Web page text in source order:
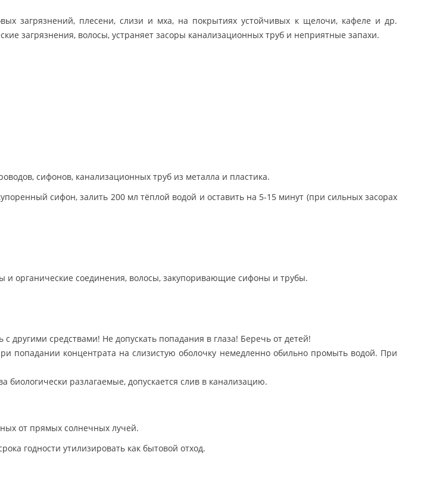
загрязнений, плесени, слизи и мха, на покрытиях устойчивых к щелочи, кафеле и др.
загрязнения, волосы, устраняет засоры канализационных труб и неприятные запахи.
сифонов, канализационных труб из металла и пластика.
сифон, залить 200 мл тёплой водой и оставить на 5-15 минут (при сильных засорах
и органические соединения, волосы, закупоривающие сифоны и трубы.
средствами! Не допускать попадания в глаза! Беречь от детей!
попадании концентрата на слизистую оболочку немедленно обильно промыть водой. При
разлагаемые, допускается слив в канализацию.
от прямых солнечных лучей.
годности утилизировать как бытовой отход.